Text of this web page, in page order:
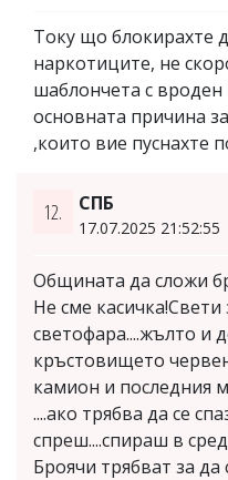
Току що блокирахте
наркотиците, не
шаблончета с
основната причина
,които вие пуснахте
12. СПБ
17.07.2025 21:52:55
Общината да сложи
Не сме касичка!Свети
светофара....жълто и
кръстовището
камион и последния
....ако трябва да се
спреш....спираш в
Броячи трябват за